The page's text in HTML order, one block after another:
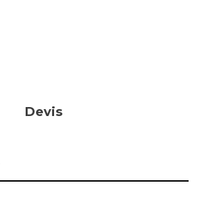
Devis